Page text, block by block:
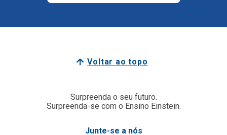
Voltar ao topo
Surpreenda o seu futuro.
Surpreenda-se com o Ensino Einstein.
Junte-se a nós